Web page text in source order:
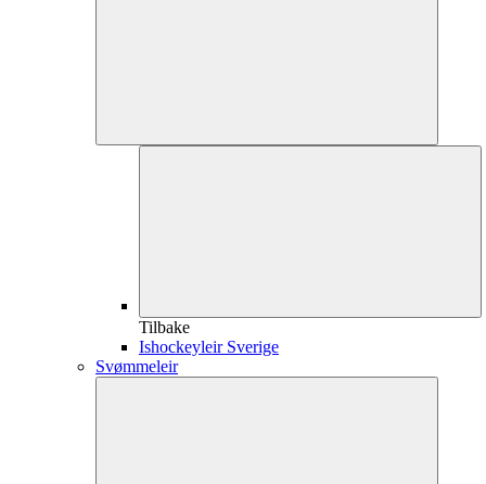
Tilbake
Ishockeyleir Sverige
Svømmeleir